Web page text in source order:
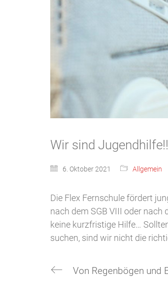
Wir sind
6. Oktober 2021 Allgemein
Die Flex Fernschule fördert
nach dem SGB VIII oder
keine kurzfristige Hilfe…
suchen, sind wir nicht die
Von Regenbögen und